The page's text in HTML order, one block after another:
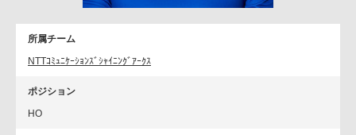
所属チーム
NTTｺﾐｭﾆｹｰｼｮﾝｽﾞｼｬｲﾆﾝｸﾞｱｰｸｽ
ポジション
HO